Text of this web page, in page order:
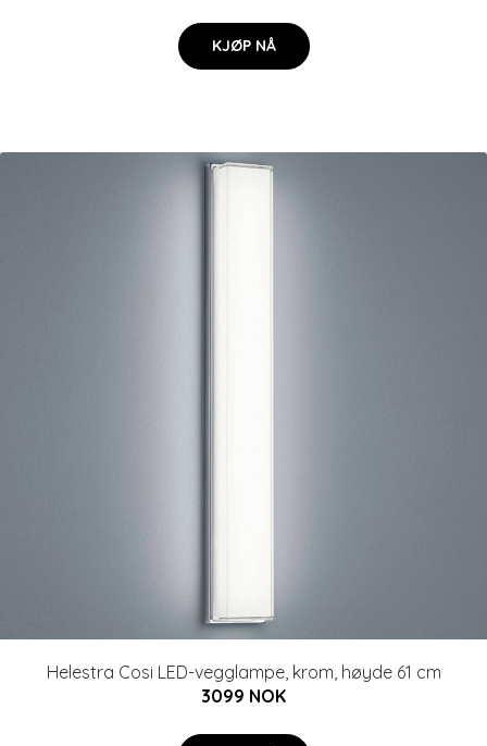
KJØP NÅ
Helestra Cosi LED-vegglampe, krom, høyde 61 cm
3099 NOK